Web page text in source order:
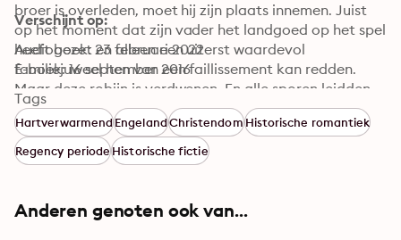
broer is overleden, moet hij zijn plaats innemen. Juist
op het moment dat zijn vader het landgoed op het spel
heeft gezet en alleen een uiterst waardevol
familiejuweel hen van een faillissement kan redden.
Maar deze robijn is verdwenen. En alle sporen leidden
naar de Iverness curiositeitenwinkel in Blinkett Street.
Weet het mooie winkelmeisje meer Sarah Ladd schrijft
net als Julie Klassen historische romans die zich
afspelen in de Regency-periode in Engeland
Verschijnt op:
Audioboek: 23 februari 2022
E-boek: 16 september 2016
Tags
HartverwarmendEngelandChristendomHistorische romantiek
Regency periodeHistorische fictie
Anderen genoten ook van...